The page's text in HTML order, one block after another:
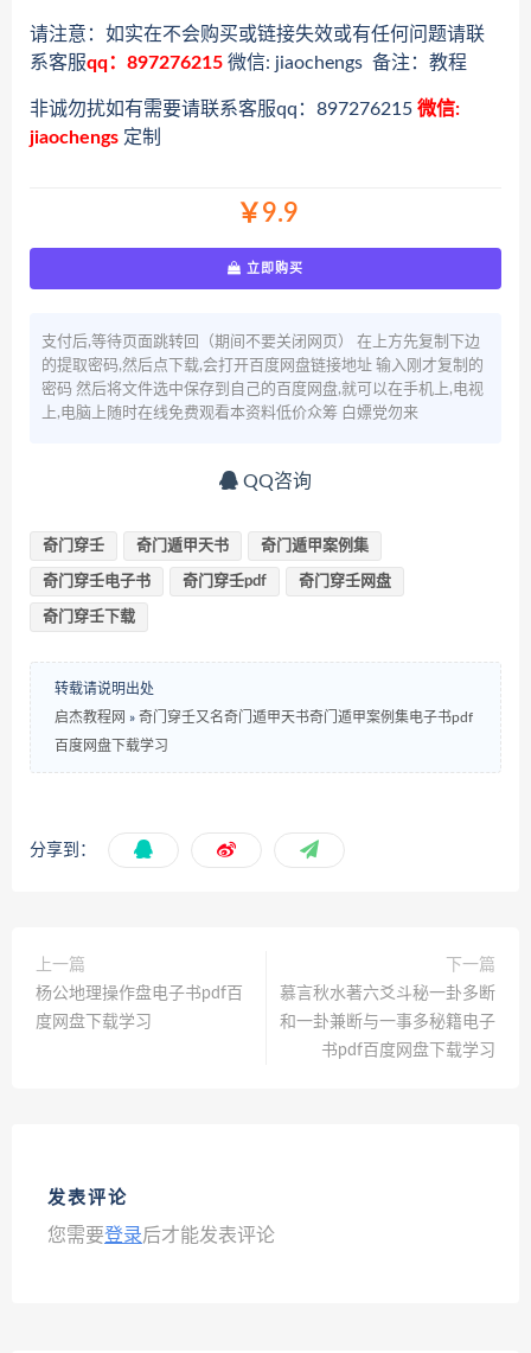
请注意：如实在不会购买或链接失效或有任何问题请联
系客服qq：897276215 微信: jiaochengs 备注：教程
非诚勿扰如有需要请联系客服qq：897276215 微信:
jiaochengs 定制
￥9.9
立即购买
支付后,等待页面跳转回（期间不要关闭网页） 在上方先复制下边
的提取密码,然后点下载,会打开百度网盘链接地址 输入刚才复制的
密码 然后将文件选中保存到自己的百度网盘,就可以在手机上,电视
上,电脑上随时在线免费观看本资料低价众筹 白嫖党勿来
QQ咨询
奇门穿壬 奇门遁甲天书 奇门遁甲案例集
奇门穿壬电子书 奇门穿壬pdf 奇门穿壬网盘
奇门穿壬下载
转载请说明出处
启杰教程网 » 奇门穿壬又名奇门遁甲天书奇门遁甲案例集电子书pdf
百度网盘下载学习
分享到：
上一篇
杨公地理操作盘电子书pdf百
度网盘下载学习
下一篇
慕言秋水著六爻斗秘一卦多断
和一卦兼断与一事多秘籍电子
书pdf百度网盘下载学习
发表评论
您需要登录后才能发表评论